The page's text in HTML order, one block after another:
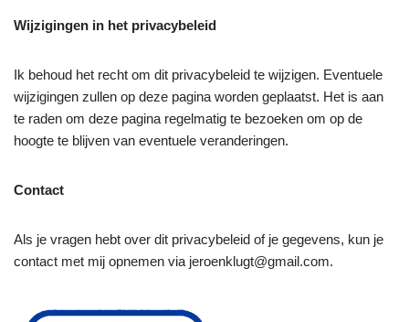
Wijzigingen in het privacybeleid
Ik behoud het recht om dit privacybeleid te wijzigen. Eventuele
wijzigingen zullen op deze pagina worden geplaatst. Het is aan
te raden om deze pagina regelmatig te bezoeken om op de
hoogte te blijven van eventuele veranderingen.
Contact
Als je vragen hebt over dit privacybeleid of je gegevens, kun je
contact met mij opnemen via jeroenklugt@gmail.com.